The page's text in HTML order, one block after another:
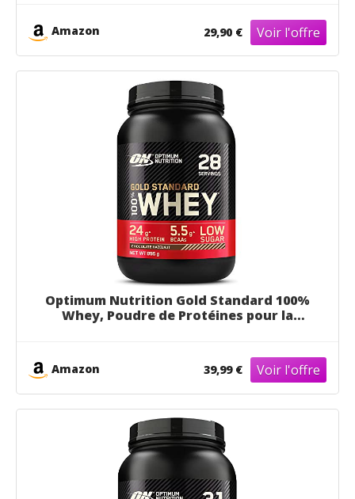
électrolytes, saveur pêche & passion, 28
doses, 266 g
Amazon 29,90 €
Optimum Nutrition Gold Standard 100%
Whey, Poudre de Protéines pour la
Aminés BCAA Naturels, Chocolat
Noisette, 28 Portions, 896 g
Amazon 39,99 €